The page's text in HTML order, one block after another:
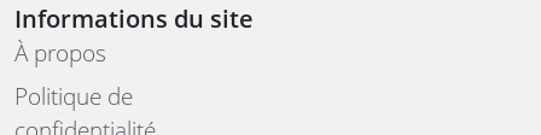
Informations du site
À propos
Politique de